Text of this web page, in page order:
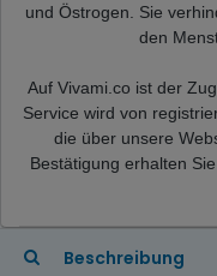
und Östrogen. Sie
den
Auf Vivami.co ist der
Service wird von
die über unsere
Bestätigung erhalten
Beschreibung